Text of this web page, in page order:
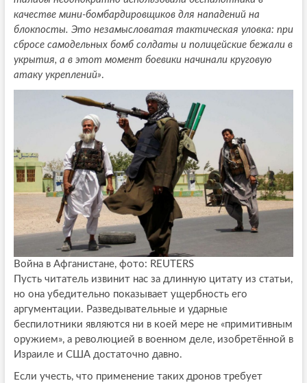
качестве мини-бомбардировщиков для нападений на
блокпосты. Это незамысловатая тактическая уловка: при
сбросе самодельных бомб солдаты и полицейские бежали в
укрытия, а в этот момент боевики начинали круговую
атаку укреплений».
Война в Афганистане, фото: REUTERS
Пусть читатель извинит нас за длинную цитату из статьи,
но она убедительно показывает ущербность его
аргументации. Разведывательные и ударные
беспилотники являются ни в коей мере не «примитивным
оружием», а революцией в военном деле, изобретённой в
Израиле и США достаточно давно.
Если учесть, что применение таких дронов требует